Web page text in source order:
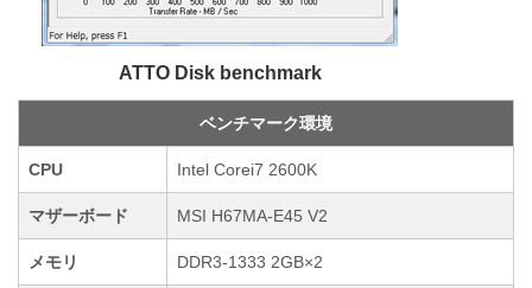
ATTO Disk benchmark
ベンチマーク環境
CPU Intel Corei7 2600K
マザーボード MSI H67MA-E45 V2
メモリ DDR3-1333 2GB×2